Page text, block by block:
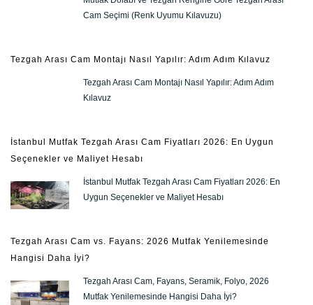
Cam Seçimi (Renk Uyumu Kılavuzu)
Tezgah Arası Cam Montajı Nasıl Yapılır: Adım Adım Kılavuz
Tezgah Arası Cam Montajı Nasıl Yapılır: Adım Adım
Kılavuz
İstanbul Mutfak Tezgah Arası Cam Fiyatları 2026: En Uygun
Seçenekler ve Maliyet Hesabı
İstanbul Mutfak Tezgah Arası Cam Fiyatları 2026: En
Uygun Seçenekler ve Maliyet Hesabı
Tezgah Arası Cam vs. Fayans: 2026 Mutfak Yenilemesinde
Hangisi Daha İyi?
Tezgah Arası Cam, Fayans, Seramik, Folyo, 2026
Mutfak Yenilemesinde Hangisi Daha İyi?